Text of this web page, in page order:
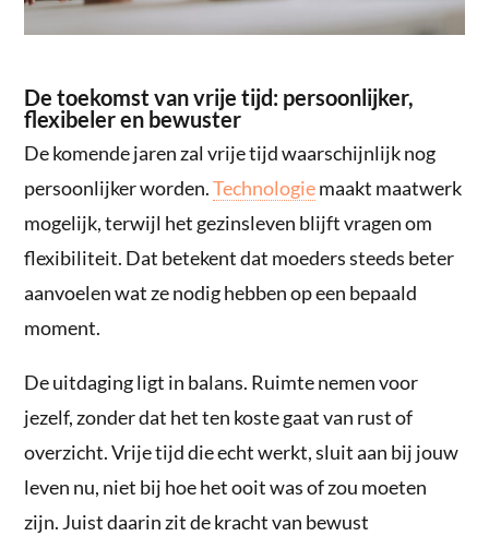
De toekomst van vrije tijd: persoonlijker,
flexibeler en bewuster
De komende jaren zal vrije tijd waarschijnlijk nog
persoonlijker worden.Technologiemaakt maatwerk
mogelijk, terwijl het gezinsleven blijft vragen om
flexibiliteit. Dat betekent dat moeders steeds beter
aanvoelen wat ze nodig hebben op een bepaald
moment.
De uitdaging ligt in balans. Ruimte nemen voor
jezelf, zonder dat het ten koste gaat van rust of
overzicht. Vrije tijd die echt werkt, sluit aan bij jouw
leven nu, niet bij hoe het ooit was of zou moeten
zijn. Juist daarin zit de kracht van bewust